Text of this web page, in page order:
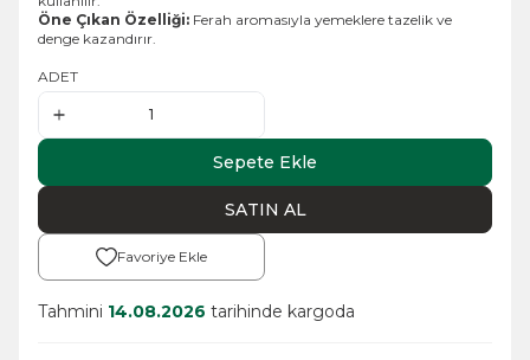
Öne Çıkan Özelliği: Ferah aromasıyla yemeklere tazelik ve
denge kazandırır.
ADET
Sepete Ekle
SATIN AL
Favoriye Ekle
Tahmini 14.08.2026 tarihinde kargoda